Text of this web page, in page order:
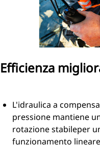
Efficienza
L'idraulica a
pressione mantiene
rotazione stabileper
funzionamento